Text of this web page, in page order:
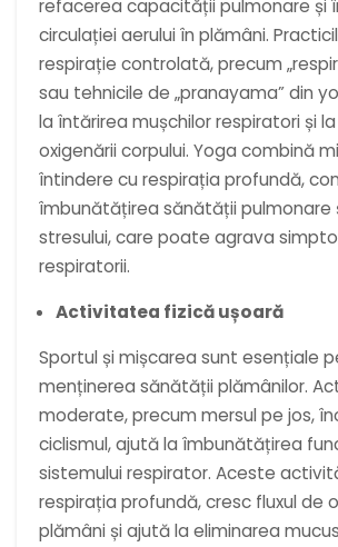
refacerea capacității pulmonare și
circulației aerului în plămâni.
respirație controlată, precum
sau tehnicile de „pranayama” din
la întărirea mușchilor respiratori și
oxigenării corpului. Yoga combină
întindere cu respirația profundă,
îmbunătățirea sănătății pulmonare
stresului, care poate agrava
respiratorii.
Activitatea fizică ușoară
Sportul și mișcarea sunt esențiale
menținerea sănătății plămânilor.
moderate, precum mersul pe jos,
ciclismul, ajută la îmbunătățirea
sistemului respirator. Aceste
respirația profundă, cresc fluxul de
plămâni și ajută la eliminarea